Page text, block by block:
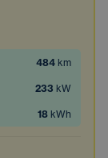
484 km
233 kW
18 kWh